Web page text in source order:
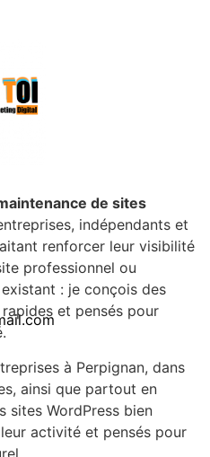
de sites
indépendants et
renforcer leur visibilité
professionnel ou
: je conçois des
et pensés pour
à Perpignan, dans
ainsi que partout en
sites WordPress bien
activité et pensés pour